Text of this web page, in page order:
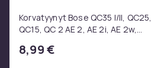
Korvatyynyt Bose QC35 I/II, QC25,
QC15, QC 2 AE 2, AE 2i, AE 2w,
8,99 €